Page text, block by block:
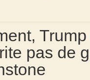
pas de